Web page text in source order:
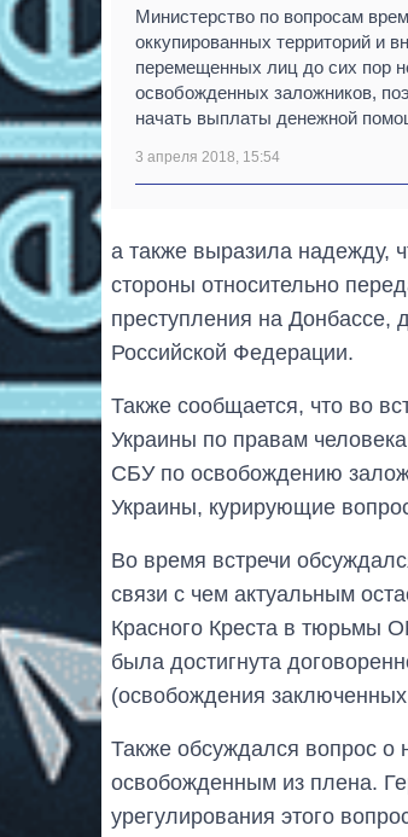
Министерство по вопросам
оккупированных территорий и
перемещенных лиц до сих пор
освобожденных заложников,
начать выплаты денежной
3 апреля 2018, 15:54
а также выразила надежду,
стороны относительно
преступления на
Российской Федерации.
Также сообщается, что во
Украины по правам
СБУ по освобождению
Украины, курирующие
Во время встречи
связи с чем актуальным
Красного Креста в тюрьмы
была достигнута
(освобождения
Также обсуждался вопрос о
освобожденным из плена.
урегулирования этого